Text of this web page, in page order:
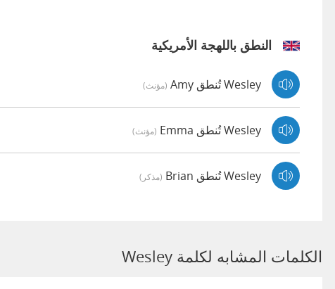
النطق باللهجة الأمريكية
Wesley تُنطق Amy (مؤنث)
Wesley تُنطق Emma (مؤنث)
Wesley تُنطق Brian (مذكر)
الكلمات المشابه لكلمة Wesley